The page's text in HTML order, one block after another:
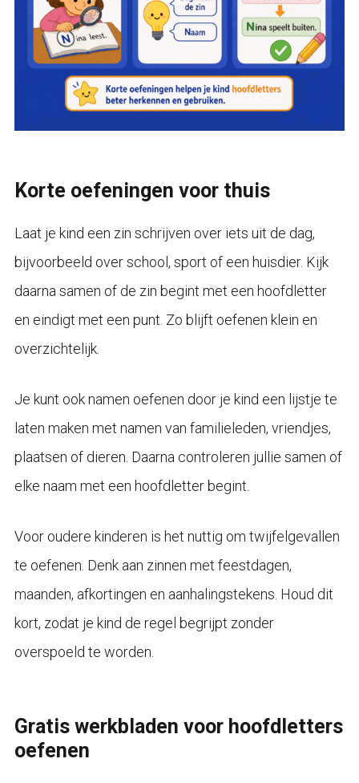
Korte oefeningen voor thuis
Laat je kind een zin schrijven over iets uit de dag,
bijvoorbeeld over school, sport of een huisdier. Kijk
daarna samen of de zin begint met een hoofdletter
en eindigt met een punt. Zo blijft oefenen klein en
overzichtelijk.
Je kunt ook namen oefenen door je kind een lijstje te
laten maken met namen van familieleden, vriendjes,
plaatsen of dieren. Daarna controleren jullie samen of
elke naam met een hoofdletter begint.
Voor oudere kinderen is het nuttig om twijfelgevallen
te oefenen. Denk aan zinnen met feestdagen,
maanden, afkortingen en aanhalingstekens. Houd dit
kort, zodat je kind de regel begrijpt zonder
overspoeld te worden.
Gratis werkbladen voor hoofdletters
oefenen